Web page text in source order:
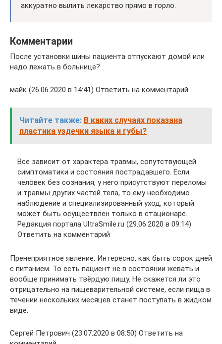
аккуратно вылить лекарство прямо в горло.
Комментарии
После установки шины пациента отпускают домой или
надо лежать в больнице?
майк (26.06.2020 в 14:41) Ответить на комментарий
Читайте также: В каких случаях показана
пластика уздечки языка и губы?
Все зависит от характера травмы, сопутствующей
симптоматики и состояния пострадавшего. Если
человек без сознания, у него присутствуют переломы
и травмы других частей тела, то ему необходимо
наблюдение и специализированный уход, который
может быть осуществлен только в стационаре.
Редакция портала UltraSmile.ru (29.06.2020 в 09:14)
Ответить на комментарий
Пренеприятное явление. Интересно, как быть сорок дней
с питанием. То есть пациент не в состоянии жевать и
вообще принимать твёрдую пищу. Не скажется ли это
отрицательно на пищеварительной системе, если пища в
течении нескольких месяцев станет поступать в жидком
виде.
Сергей Петрович (23.07.2020 в 08:50) Ответить на